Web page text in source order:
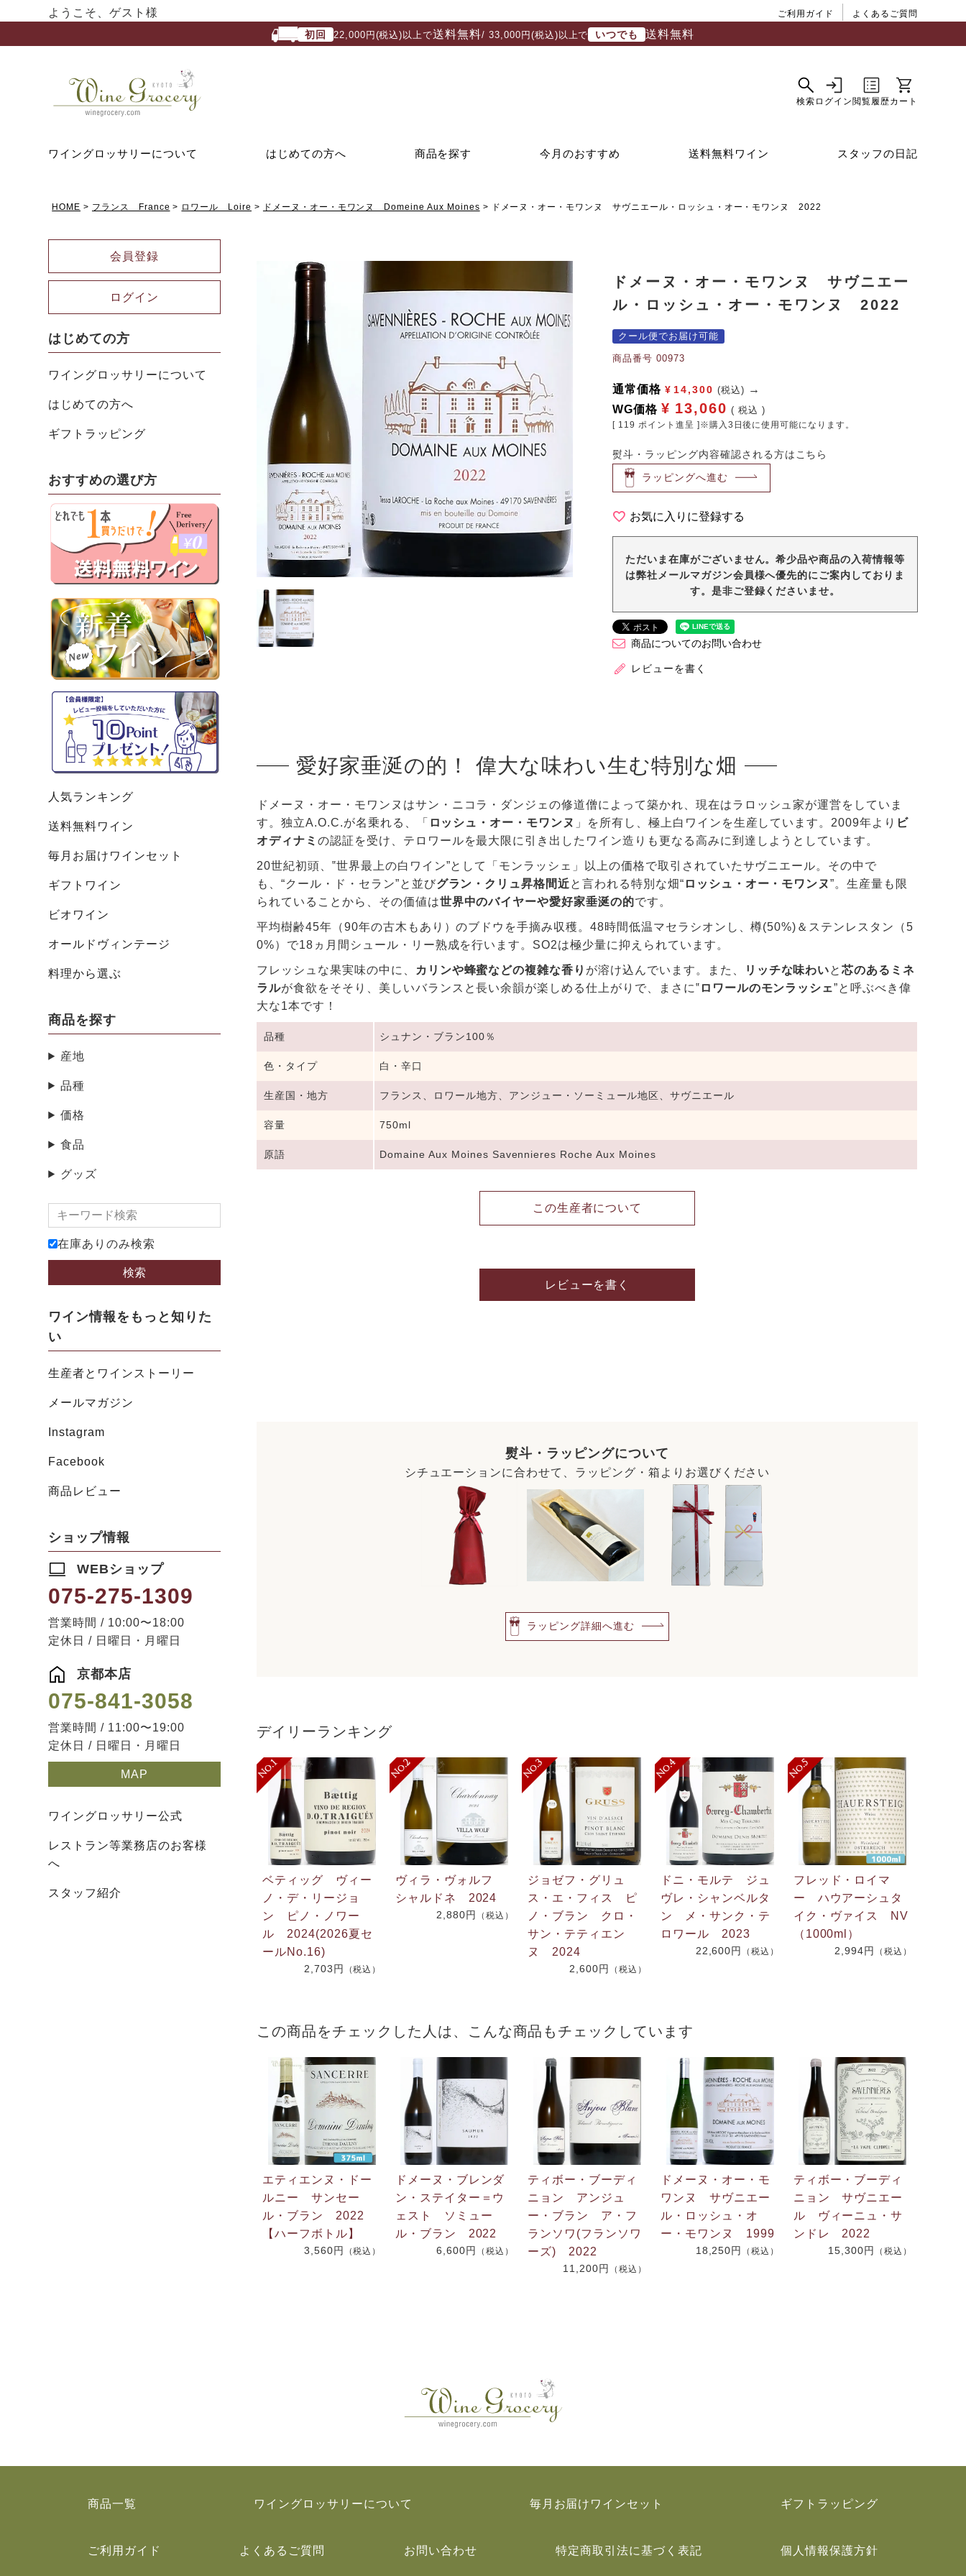
ようこそ、ゲスト様 ご利用ガイド よくあるご質問
初回 22,000円(税込)以上で送料無料/ 33,000円(税込)以上で いつでも 送料無料
ワイングロッサリーについて はじめての方へ 商品を探す 今月のおすすめ 送料無料ワイン スタッフの日記
HOME フランス France ロワール Loire ドメーヌ・オー・モワンヌ Domeine Aux Moines ドメーヌ・オー・モワンヌ サヴニエール・ロッシュ・オー・モワンヌ 2022
会員登録
ログイン
はじめての方
ワイングロッサリーについて
はじめての方へ
ギフトラッピング
おすすめの選び方
人気ランキング
送料無料ワイン
毎月お届けワインセット
ギフトワイン
ビオワイン
オールドヴィンテージ
料理から選ぶ
商品を探す
産地
品種
価格
食品
グッズ
在庫ありのみ検索
検索
ワイン情報をもっと知りた
い
生産者とワインストーリー
メールマガジン
Instagram
Facebook
商品レビュー
ショップ情報
WEBショップ
075-275-1309
営業時間 / 10:00〜18:00
定休日 / 日曜日・月曜日
京都本店
075-841-3058
営業時間 / 11:00〜19:00
定休日 / 日曜日・月曜日
MAP
ワイングロッサリー公式
レストラン等業務店のお客様
へ
スタッフ紹介
ドメーヌ・オー・モワンヌ サヴニエー
ル・ロッシュ・オー・モワンヌ 2022
クール便でお届け可能
商品番号 00973
通常価格 ¥ 14,300 (税込)
WG価格 ¥ 13,060 税込
[ 119 ポイント進呈 ]※購入3日後に使用可能になります。
熨斗・ラッピング内容確認される方はこちら
ラッピングへ進む
お気に入りに登録する
ただいま在庫がございません。希少品や商品の入荷情報等
は弊社メールマガジン会員様へ優先的にご案内しておりま
す。是非ご登録くださいませ。
商品についてのお問い合わせ
レビューを書く
愛好家垂涎の的！ 偉大な味わい生む特別な畑
ドメーヌ・オー・モワンヌはサン・ニコラ・ダンジェの修道僧によって築かれ、現在はラロッシュ家が運営をしていま
す。独立A.O.C.が名乗れる、「 ロッシュ・オー・モワンヌ 」を所有し、極上白ワインを生産しています。2009年より ビ
オディナミの認証を受け、テロワールを最大限に引き出したワイン造りも更なる高みに到達しようとしています。
20世紀初頭、‟世界最上の白ワイン”として「モンラッシェ」以上の価格で取引されていたサヴニエール。その中で
も、“クール・ド・セラン”と並びグラン・クリュ昇格間近と言われる特別な畑“ ロッシュ・オー・モワンヌ”。生産量も限
られていることから、その価値は世界中のバイヤーや愛好家垂涎の的です。
平均樹齢45年（90年の古木もあり）のブドウを手摘み収穫。48時間低温マセラシオンし、樽(50%)＆ステンレスタン（5
0%）で18ヵ月間シュール・リー熟成を行います。SO2は極少量に抑えられています。
フレッシュな果実味の中に、 カリンや蜂蜜などの複雑な香り が溶け込んでいます。また、 リッチな味わいと芯のあるミネ
ラルが食欲をそそり、美しいバランスと長い余韻が楽しめる仕上がりで、まさに‟ ロワールのモンラッシェ”と呼ぶべき偉
大な1本です！
品種 シュナン・ブラン100％
色・タイプ 白・辛口
生産国・地方 フランス、ロワール地方、アンジュー・ソーミュール地区、サヴニエール
容量 750ml
原語 Domaine Aux Moines Savennieres Roche Aux Moines
この生産者について
レビューを書く
熨斗・ラッピングについて
シチュエーションに合わせて、ラッピング・箱よりお選びください
ラッピング詳細へ進む
デイリーランキング
ベティッグ ヴィー
ノ・デ・リージョ
ン ピノ・ノワー
ル 2024(2026夏セ
ールNo.16)
2,703円 （税込）
ヴィラ・ヴォルフ
シャルドネ 2024
2,880円 （税込）
ジョゼフ・グリュ
ス・エ・フィス ピ
ノ・ブラン クロ・
サン・テティエン
ヌ 2024
2,600円 （税込）
ドニ・モルテ ジュ
ヴレ・シャンベルタ
ン メ・サンク・テ
ロワール 2023
22,600円 （税込）
フレッド・ロイマ
ー ハウアーシュタ
イク・ヴァイス NV
（1000ml）
2,994円 （税込）
この商品をチェックした人は、こんな商品もチェックしています
エティエンヌ・ドー
ルニー サンセー
ル・ブラン 2022
【ハーフボトル】
3,560円 （税込）
ドメーヌ・ブレンダ
ン・ステイター＝ウ
ェスト ソミュー
ル・ブラン 2022
6,600円 （税込）
ティボー・ブーディ
ニョン アンジュ
ー・ブラン ア・フ
ランソワ(フランソワ
ーズ) 2022
11,200円 （税込）
ドメーヌ・オー・モ
ワンヌ サヴニエー
ル・ロッシュ・オ
ー・モワンヌ 1999
18,250円 （税込）
ティボー・ブーディ
ニョン サヴニエー
ル ヴィーニュ・サ
ンドレ 2022
15,300円 （税込）
商品一覧 ワイングロッサリーについて 毎月お届けワインセット ギフトラッピング
ご利用ガイド よくあるご質問 お問い合わせ 特定商取引法に基づく表記 個人情報保護方針